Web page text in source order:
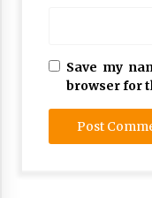
Save my
browser for